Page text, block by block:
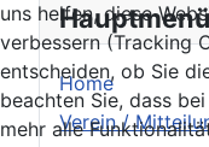
Home
Verein /
uns helfen, diese
verbessern (Tracking
entscheiden, ob Sie
beachten Sie, dass
mehr alle